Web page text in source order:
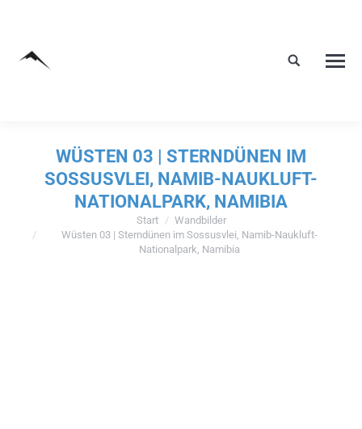
WÜSTEN 03 | STERNDÜNEN IM
SOSSUSVLEI, NAMIB-NAUKLUFT-
NATIONALPARK, NAMIBIA
Start
Wandbilder
Wüsten 03 | Sterndünen im Sossusvlei, Namib-Naukluft-
Nationalpark, Namibia